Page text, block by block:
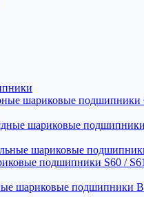
шариковые подшипники
шариковые
шариковые
подшипники S60 /
шариковые подшипники